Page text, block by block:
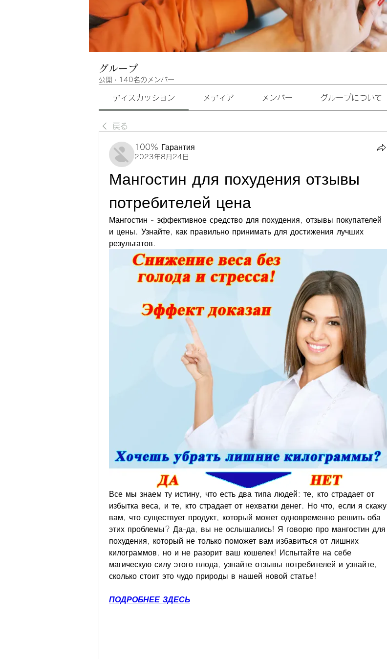
グループ
公開 · 140名のメンバー
ディスカッション メディア メンバー グループについて
戻る
100% Гарантия
2023年8月24日
Мангостин для похудения отзывы
потребителей цена
Мангостин - эффективное средство для похудения, отзывы покупателей
и цены. Узнайте, как правильно принимать для достижения лучших
результатов.
Все мы знаем ту истину, что есть два типа людей: те, кто страдает от
избытка веса, и те, кто страдает от нехватки денег. Но что, если я скажу
вам, что существует продукт, который может одновременно решить оба
этих проблемы? Да-да, вы не ослышались! Я говорю про мангостин для
похудения, который не только поможет вам избавиться от лишних
килограммов, но и не разорит ваш кошелек! Испытайте на себе
магическую силу этого плода, узнайте отзывы потребителей и узнайте,
сколько стоит это чудо природы в нашей новой статье!
ПОДРОБНЕЕ ЗДЕСЬ